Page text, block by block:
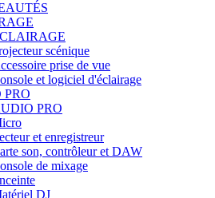
scénique
prise de vue
et logiciel d'éclairage
PRO
PRO
et enregistreur
son, contrôleur et DAW
de mixage
DJ